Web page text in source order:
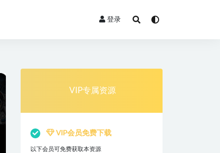
登录
VIP专属资源
VIP会员免费下载
以下会员可免费获取本资源